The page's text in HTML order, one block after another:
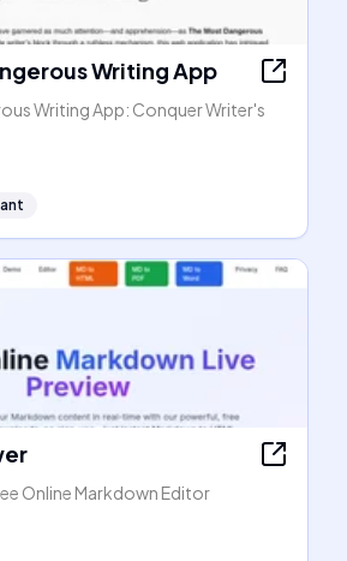
Writing App
Writing App: Conquer Writer's
Online Markdown Editor